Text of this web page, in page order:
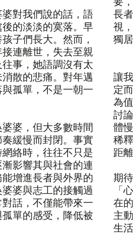
對我們說的話，語
的淡淡的寞落。早
子們長大。然而，
連離世，失去至親
事，她語調沒有太
散的悲痛。對年邁
孤單，不是一朝一
婆，但大多數時間
緩慢而封閉。事實
絡時，往往不只是
影響其與社會的連
增進長者與外界的
婆與志工的接觸過
話，不僅能帶來一
單的感受，降低被
長
視
獨
感
讓
定
為
討
體
稀
距
期
「
在
主
生